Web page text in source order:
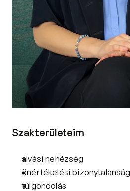
Szakterületeim
alvási nehézség
önértékelési bizonytalanság
túlgondolás